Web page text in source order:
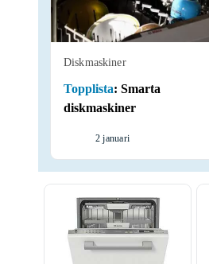
Diskmaskiner
Topplista: Smarta
diskmaskiner
2 januari